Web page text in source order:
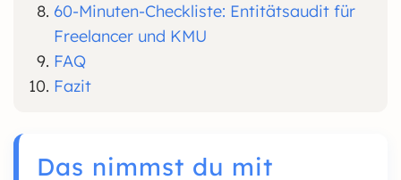
60-Minuten-Checkliste: Entitätsaudit für
Freelancer und KMU
FAQ
Fazit
Das nimmst du mit